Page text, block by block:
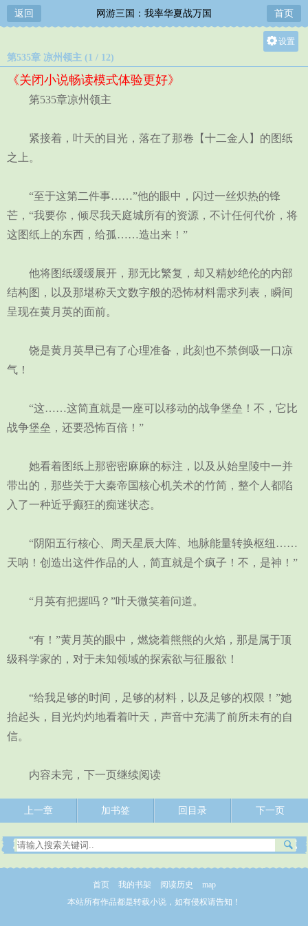
返回 网游三国：我率华夏战万国 首页
设置
第535章 凉州领主 (1 / 12)
《关闭小说畅读模式体验更好》
第535章凉州领主
紧接着，叶天的目光，落在了那卷【十二金人】的图纸
之上。
“至于这第二件事……”他的眼中，闪过一丝炽热的锋
芒，“我要你，倾尽我天庭城所有的资源，不计任何代价，将
这图纸上的东西，给孤……造出来！”
他将图纸缓缓展开，那无比繁复，却又精妙绝伦的内部
结构图，以及那堪称天文数字般的恐怖材料需求列表，瞬间
呈现在黄月英的面前。
饶是黄月英早已有了心理准备，此刻也不禁倒吸一口凉
气！
“这……这简直就是一座可以移动的战争堡垒！不，它比
战争堡垒，还要恐怖百倍！”
她看着图纸上那密密麻麻的标注，以及从始皇陵中一并
带出的，那些关于大秦帝国核心机关术的竹简，整个人都陷
入了一种近乎癫狂的痴迷状态。
“阴阳五行核心、周天星辰大阵、地脉能量转换枢纽……
天呐！创造出这件作品的人，简直就是个疯子！不，是神！”
“月英有把握吗？”叶天微笑着问道。
“有！”黄月英的眼中，燃烧着熊熊的火焰，那是属于顶
级科学家的，对于未知领域的探索欲与征服欲！
“给我足够的时间，足够的材料，以及足够的权限！”她
抬起头，目光灼灼地看着叶天，声音中充满了前所未有的自
信。
内容未完，下一页继续阅读
上一章 加书签 回目录 下一页
首页 我的书架 阅读历史
map
本站所有作品都是转载小说，如有侵权请告知！